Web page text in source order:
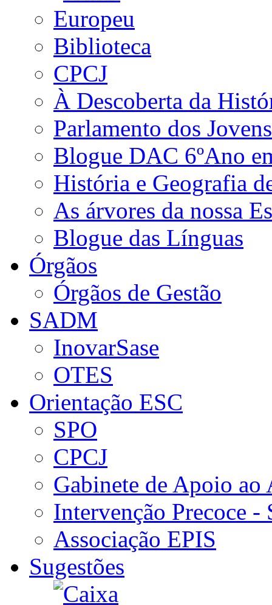
Biblioteca
CPCJ
À Descoberta da
Parlamento dos Jovens
Blogue DAC 6ºAno
História e Geografia
As árvores da nossa
Blogue das Línguas
Órgãos
Órgãos de Gestão
SADM
InovarSase
OTES
Orientação ESC
SPO
CPCJ
Gabinete de Apoio ao
Intervenção Precoce -
Associação EPIS
Sugestões